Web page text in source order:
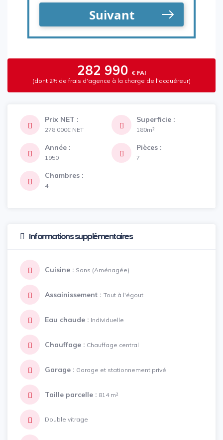
282 990 € FAI
(dont 2% de frais d'agence à la charge de l'acquéreur)
Prix NET :
278 000€ NET
Superficie :
180m²
Année :
1950
Pièces :
7
Chambres :
4
Informations supplémentaires
Cuisine : Sans (Aménagée)
Assainissement : Tout à l'égout
Eau chaude : Individuelle
Chauffage : Chauffage central
Garage : Garage et stationnement privé
Taille parcelle : 814 m²
Double vitrage